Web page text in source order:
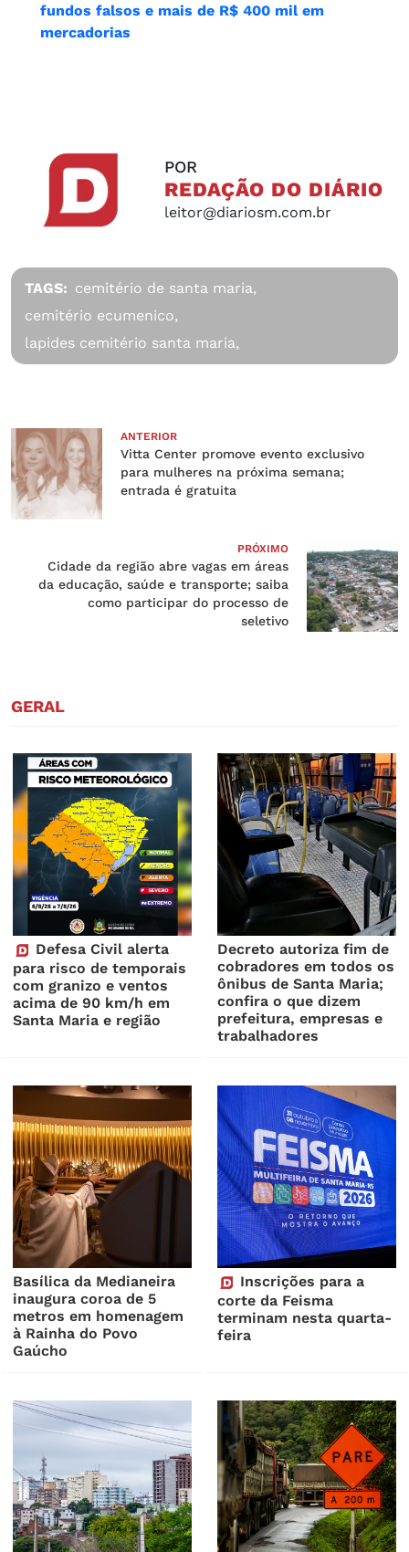
fundos falsos e mais de R$ 400 mil em
mercadorias
POR
REDAÇÃO DO DIÁRIO
leitor@diariosm.com.br
TAGS: cemitério de santa maria,
cemitério ecumenico,
lapides cemitério santa maria,
ANTERIOR
Vitta Center promove evento exclusivo
para mulheres na próxima semana;
entrada é gratuita
PRÓXIMO
Cidade da região abre vagas em áreas
da educação, saúde e transporte; saiba
como participar do processo de
seletivo
GERAL
Defesa Civil alerta
para risco de temporais
com granizo e ventos
acima de 90 km/h em
Santa Maria e região
Decreto autoriza fim de
cobradores em todos os
ônibus de Santa Maria;
confira o que dizem
prefeitura, empresas e
trabalhadores
Basílica da Medianeira
inaugura coroa de 5
metros em homenagem
à Rainha do Povo
Gaúcho
Inscrições para a
corte da Feisma
terminam nesta quarta-
feira